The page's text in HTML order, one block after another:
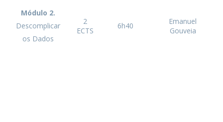
Módulo 2.
Descomplicar
os Dados
2
ECTS
6h40
Emanuel
Gouveia